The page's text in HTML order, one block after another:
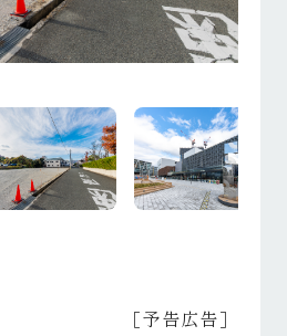
［予告広告］